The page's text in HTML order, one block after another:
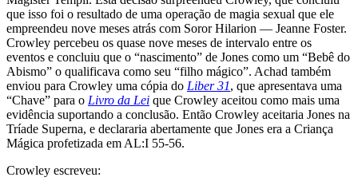
que isso foi o resultado de uma operação de magia sexual que ele
empreendeu nove meses atrás com Soror Hilarion — Jeanne Foster.
Crowley percebeu os quase nove meses de intervalo entre os
eventos e concluiu que o “nascimento” de Jones como um “Bebê do
Abismo” o qualificava como seu “filho mágico”. Achad também
enviou para Crowley uma cópia do Liber 31, que apresentava uma
“Chave” para o Livro da Lei que Crowley aceitou como mais uma
evidência suportando a conclusão. Então Crowley aceitaria Jones na
Tríade Superna, e declararia abertamente que Jones era a Criança
Mágica profetizada em AL:I 55-56.
Crowley escreveu: